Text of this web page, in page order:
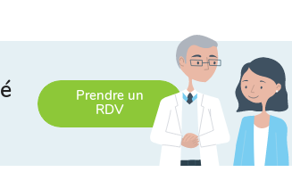
Prendre un
RDV